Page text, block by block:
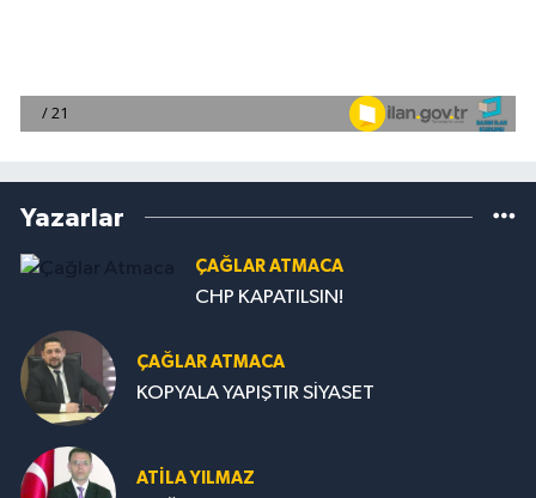
Yazarlar
ÇAĞLAR ATMACA
CHP KAPATILSIN!
ÇAĞLAR ATMACA
KOPYALA YAPIŞTIR SİYASET
ATILA YILMAZ